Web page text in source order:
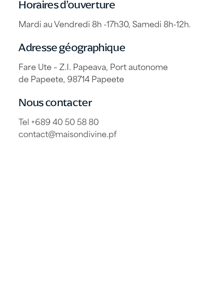
Horaires d’ouverture
Mardi au Vendredi 8h -17h30, Samedi 8h-12h.
Adresse géographique
Fare Ute – Z.I. Papeava, Port autonome
de Papeete, 98714 Papeete
Nous contacter
Tel +689 40 50 58 80
contact@maisondivine.pf